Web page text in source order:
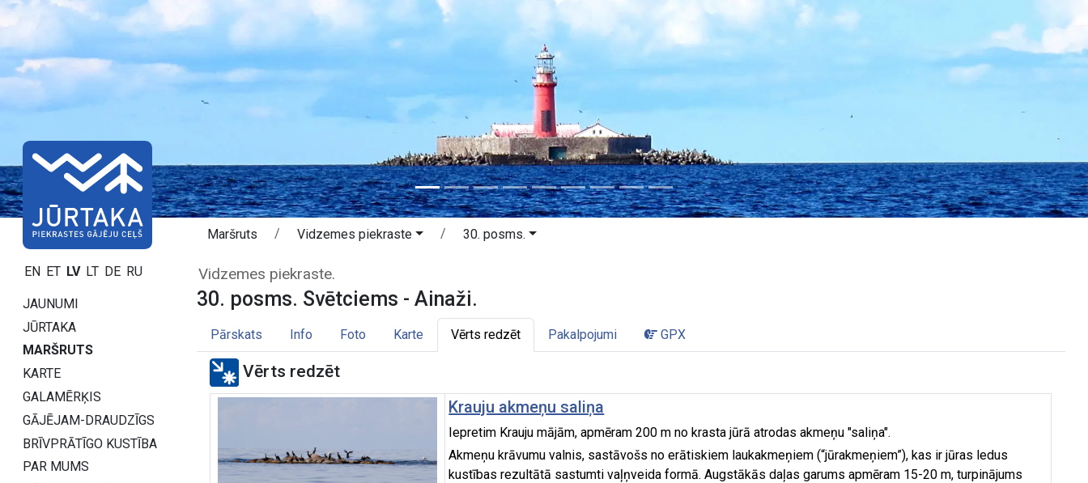
EN ET LV LT DE RU
JAUNUMI
JŪRTAKA
MARŠRUTS
KARTE
GALAMĒRĶIS
GĀJĒJAM-DRAUDZĪGS
BRĪVPRĀTĪGO KUSTĪBA
PAR MUMS
Maršruts Vidzemes piekraste 30. posms.
30. posms. Svētciems - Ainaži. Vidzemes piekraste.
Vidzemes piekraste.
30. posms. Svētciems - Ainaži.
Pārskats Info Foto Karte Vērts redzēt Pakalpojumi GPX
Vērts redzēt
Krauju akmeņu saliņa
Iepretim Krauju mājām, apmēram 200 m no krasta jūrā atrodas akmeņu "saliņa".
Akmeņu krāvumu valnis, sastāvošs no erātiskiem laukakmeņiem (“jūrakmeņiem”), kas ir jūras ledus
kustības rezultātā sastumti vaļņveida formā. Augstākās daļas garums apmēram 15-20 m, turpinājums